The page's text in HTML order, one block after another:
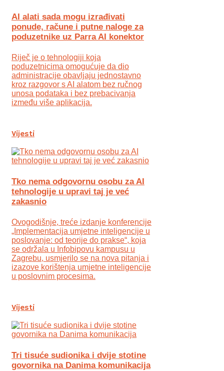
AI alati sada mogu izrađivati
ponude, račune i putne naloge za
poduzetnike uz Parra AI konektor
Riječ je o tehnologiji koja
poduzetnicima omogućuje da dio
administracije obavljaju jednostavno
kroz razgovor s AI alatom bez ručnog
unosa podataka i bez prebacivanja
između više aplikacija.
Vijesti
Tko nema odgovornu osobu za AI
tehnologije u upravi taj je već
zakasnio
Ovogodišnje, treće izdanje konferencije
„Implementacija umjetne inteligencije u
poslovanje: od teorije do prakse“, koja
se održala u Infobipovu kampusu u
Zagrebu, usmjerilo se na nova pitanja i
izazove korištenja umjetne inteligencije
u poslovnim procesima.
Vijesti
Tri tisuće sudionika i dvije stotine
govornika na Danima komunikacija